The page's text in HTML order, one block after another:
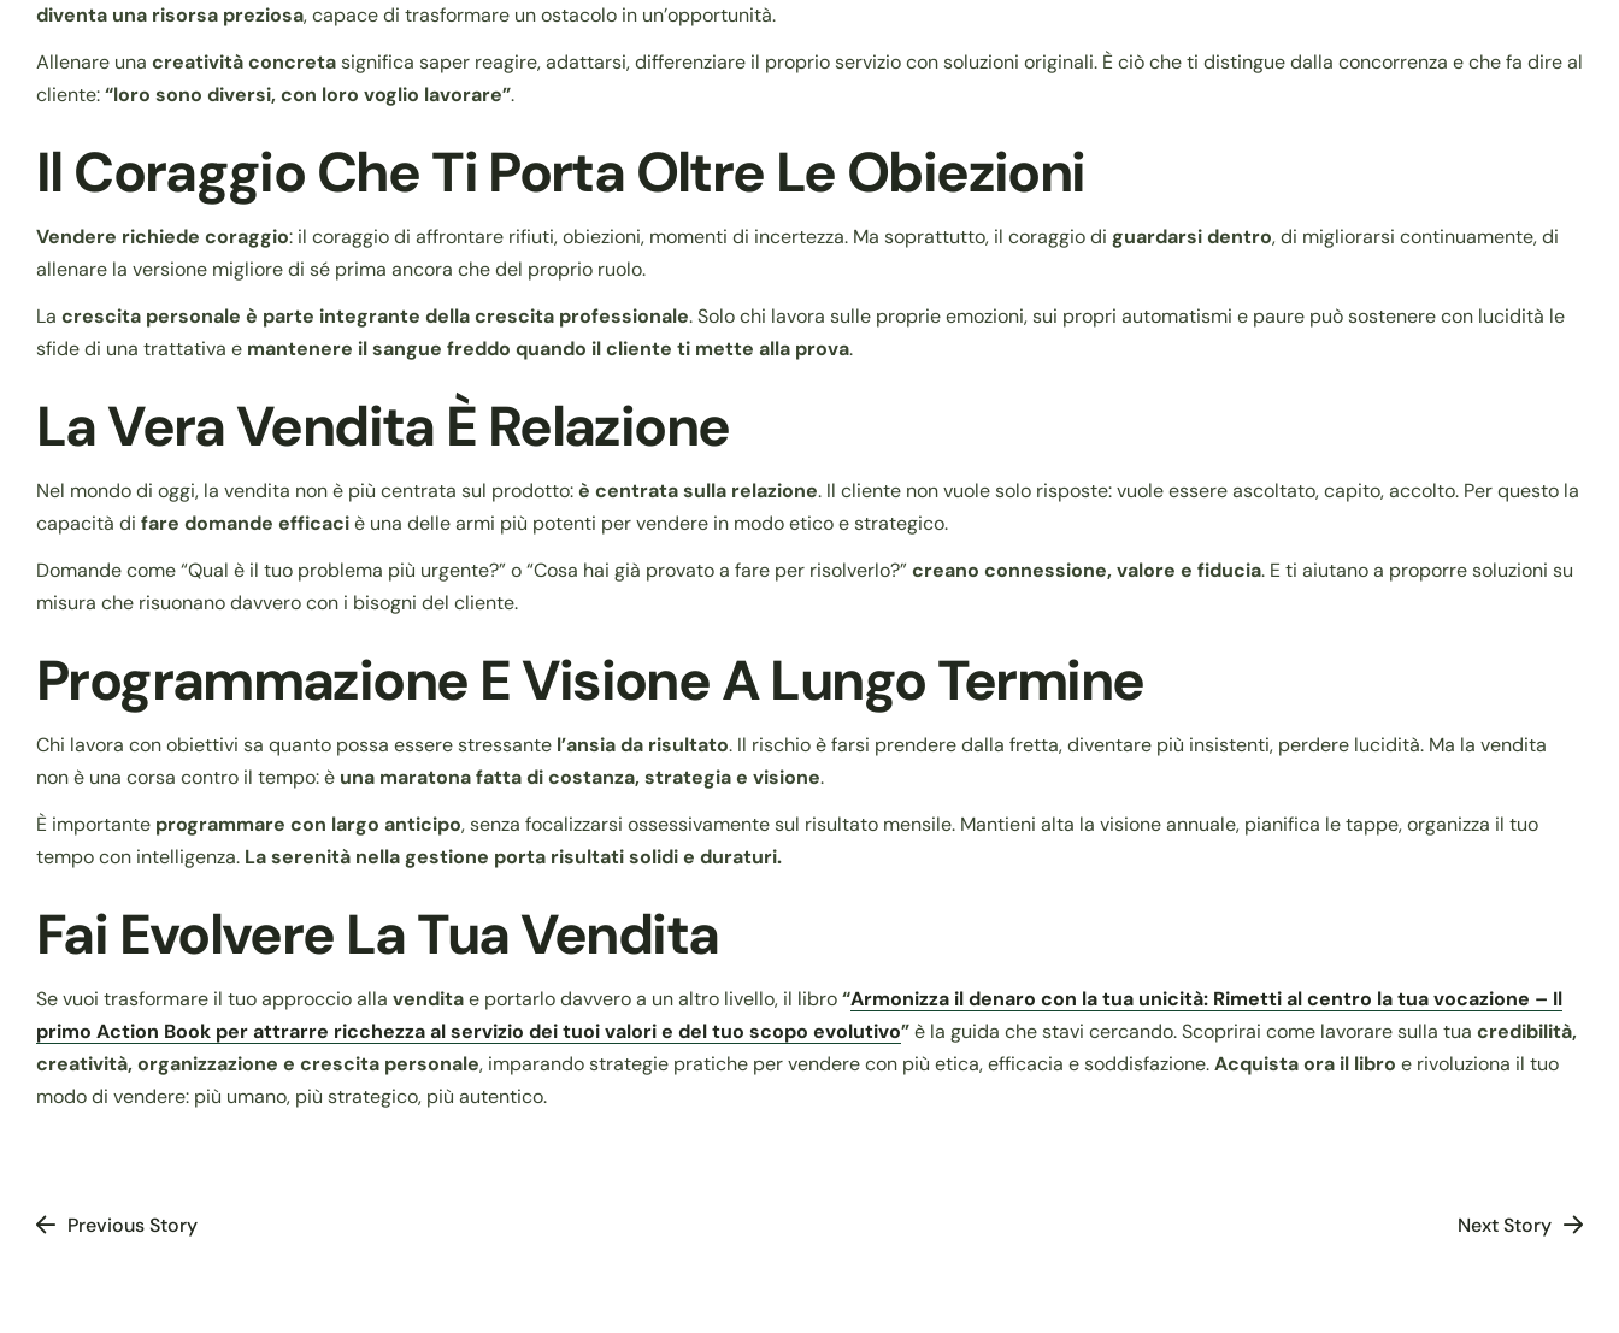
diventa una risorsa preziosa, capace di trasformare un ostacolo in un’opportunità.
Allenare una creatività concretasignifica saper reagire, adattarsi, differenziare il proprio servizio con soluzioni originali. È ciò che ti distingue dalla concorrenza e che fa dire al
cliente:“loro sono diversi, con loro voglio lavorare”.
Il Coraggio Che Ti Porta Oltre Le Obiezioni
Vendere richiede coraggio: il coraggio di affrontare rifiuti, obiezioni, momenti di incertezza. Ma soprattutto, il coraggio di guardarsi dentro, di migliorarsi continuamente, di
allenare la versione migliore di sé prima ancora che del proprio ruolo.
La crescita personale è parte integrante della crescita professionale. Solo chi lavora sulle proprie emozioni, sui propri automatismi e paure può sostenere con lucidità le
sfide di una trattativa e mantenere il sangue freddo quando il cliente ti mette alla prova.
La Vera Vendita È Relazione
Nel mondo di oggi, la vendita non è più centrata sul prodotto:è centrata sulla relazione. Il cliente non vuole solo risposte: vuole essere ascoltato, capito, accolto. Per questo la
capacità di fare domande efficaciè una delle armi più potenti per vendere in modo etico e strategico.
Domande come “Qual è il tuo problema più urgente?” o “Cosa hai già provato a fare per risolverlo?”creano connessione, valore e fiducia. E ti aiutano a proporre soluzioni su
misura che risuonano davvero con i bisogni del cliente.
Programmazione E Visione A Lungo Termine
Chi lavora con obiettivi sa quanto possa essere stressante l’ansia da risultato. Il rischio è farsi prendere dalla fretta, diventare più insistenti, perdere lucidità. Ma la vendita
non è una corsa contro il tempo: è una maratona fatta di costanza, strategia e visione.
È importante programmare con largo anticipo, senza focalizzarsi ossessivamente sul risultato mensile. Mantieni alta la visione annuale, pianifica le tappe, organizza il tuo
tempo con intelligenza. La serenità nella gestione porta risultati solidi e duraturi.
Fai Evolvere La TuaVendita
Se vuoi trasformare il tuo approccio alla venditae portarlo davvero a un altro livello, il libro“Armonizza il denaro con la tua unicità: Rimetti al centro la tua vocazione – Il
primo Action Book per attrarre ricchezza al servizio dei tuoi valori e del tuo scopo evolutivo”è la guida che stavi cercando. Scoprirai come lavorare sulla tua credibilità,
creatività, organizzazione e crescita personale, imparando strategie pratiche per vendere con più etica, efficacia e soddisfazione.Acquista ora il libro e rivoluziona il tuo
modo di vendere: più umano, più strategico, più autentico.
Previous Story Next Story